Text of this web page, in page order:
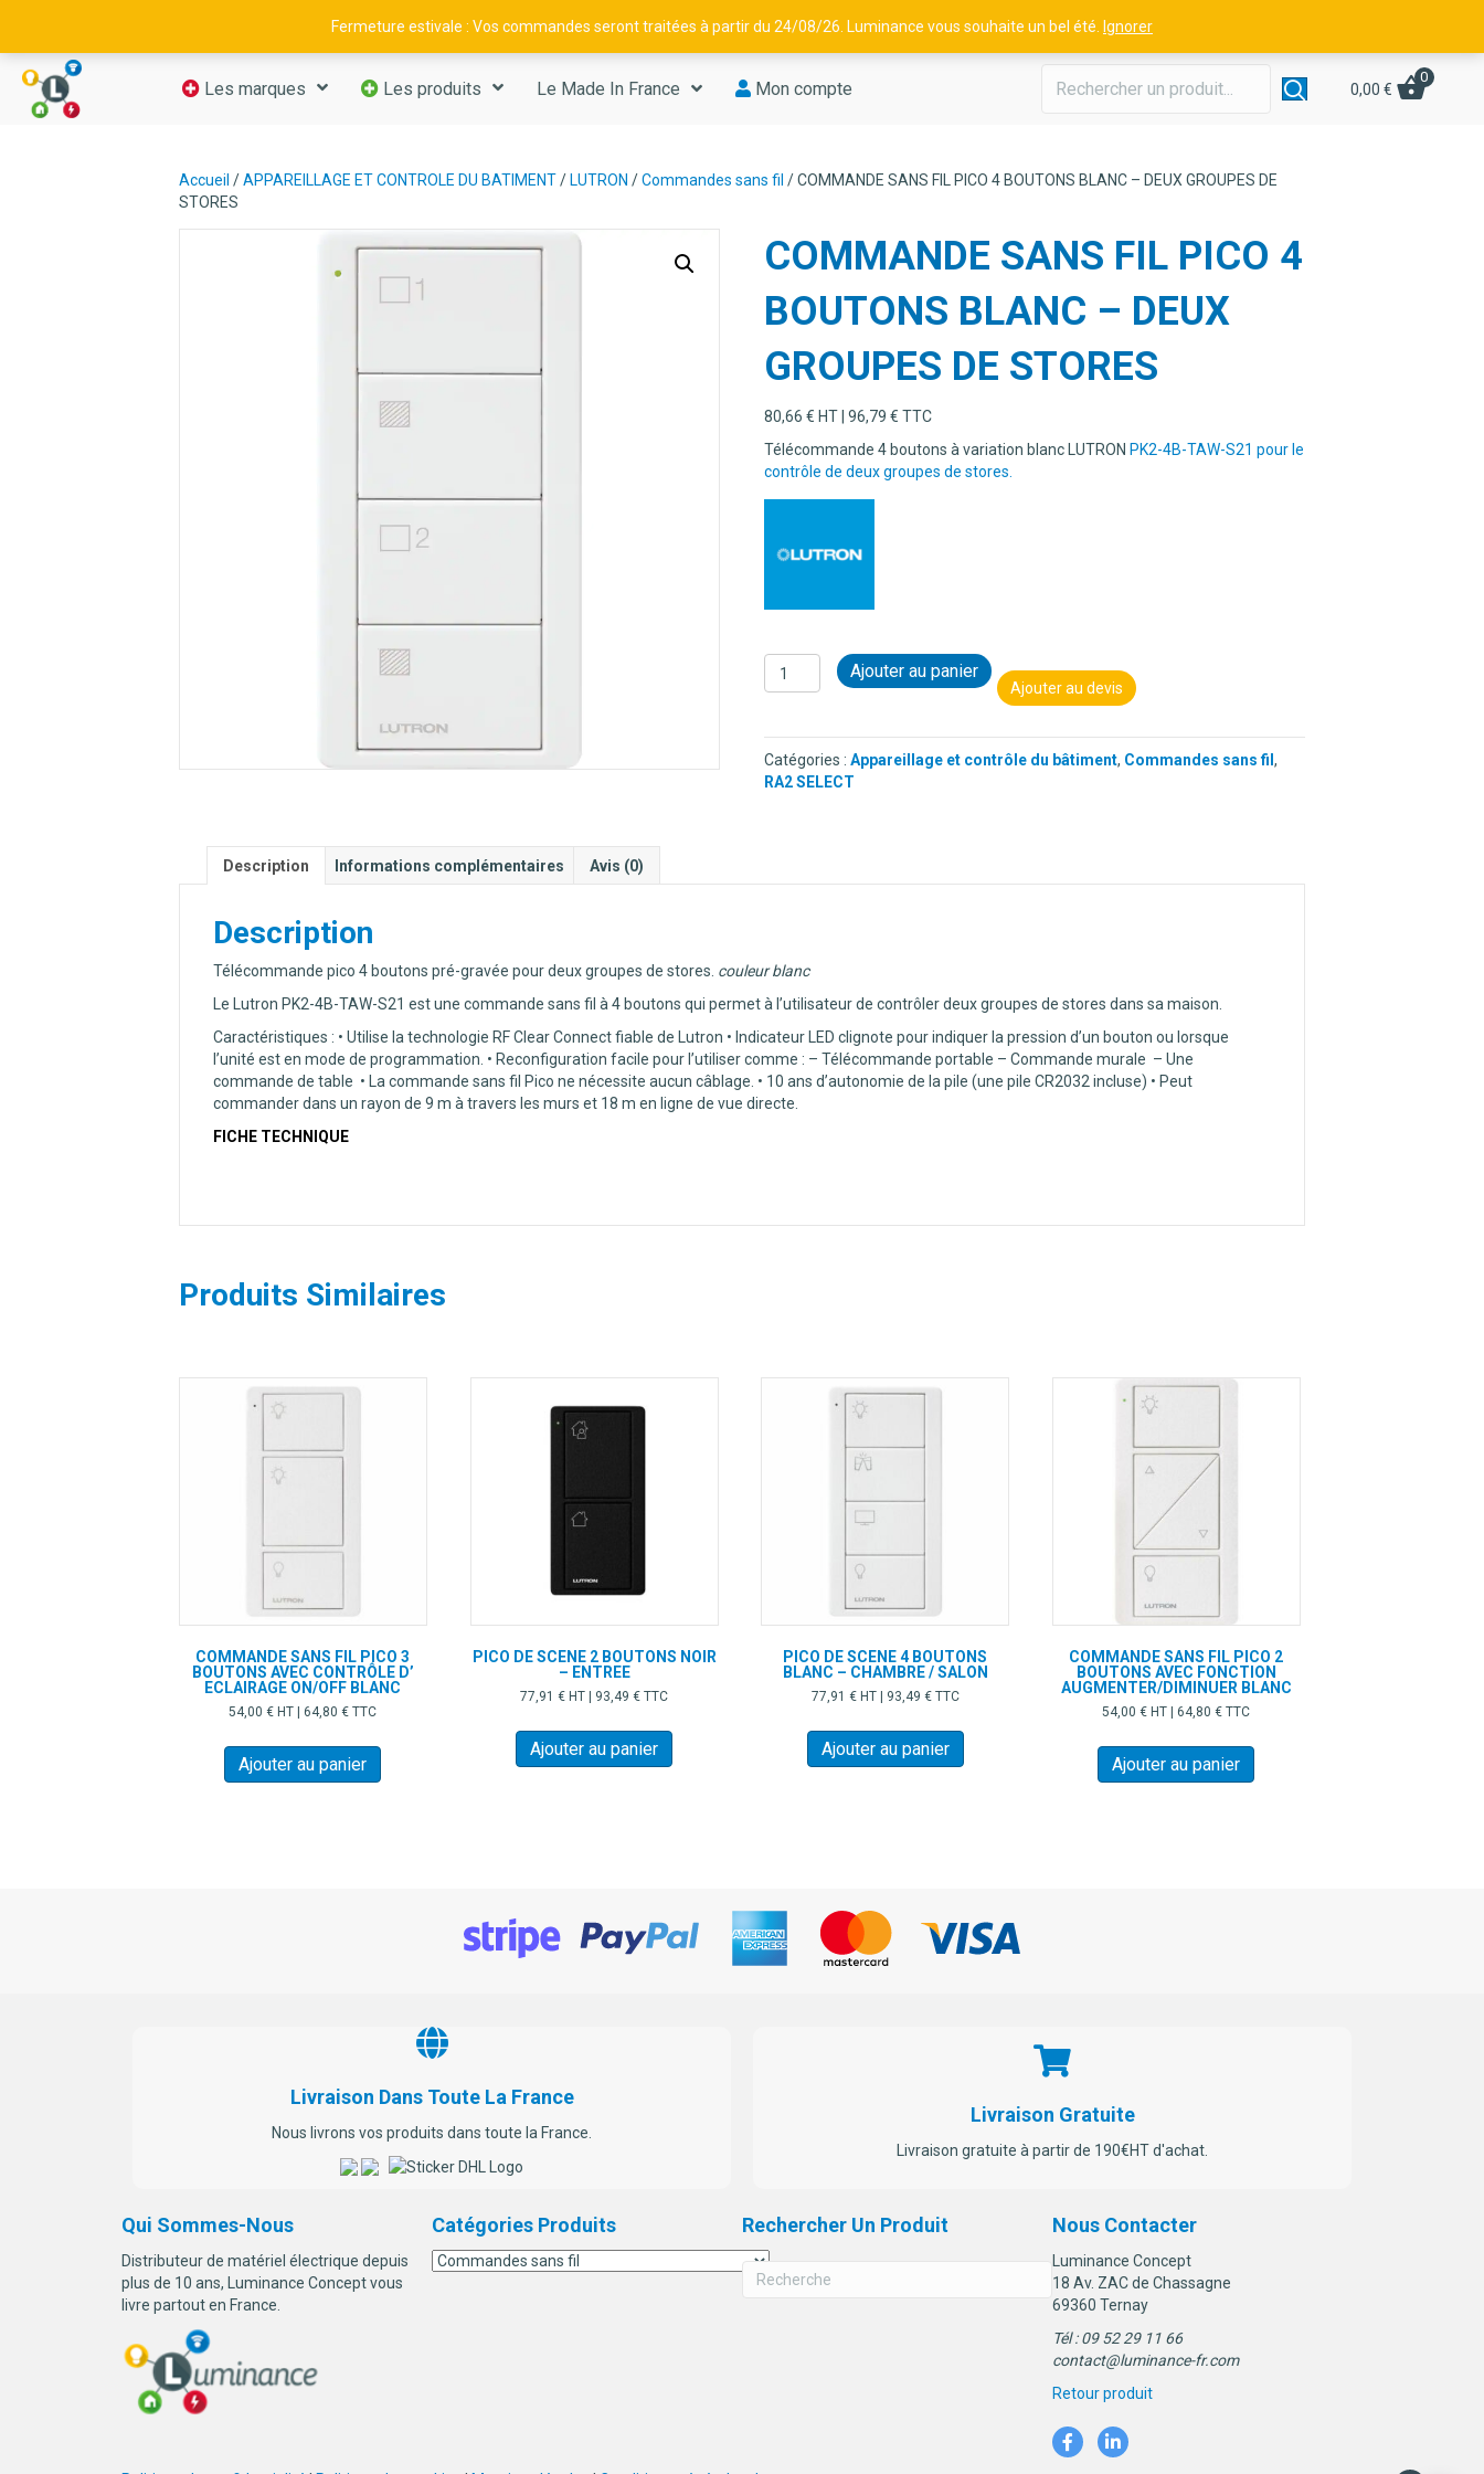
Fermeture estivale : Vos commandes seront traitées à partir du 24/08/26. Luminance vous souhaite un bel été. Ignorer
contact@luminance-fr.com
Les marques Les produits Le Made In France Mon compte 0,00 €
0
Accueil /APPAREILLAGE ET CONTROLE DU BATIMENT/ LUTRON /Commandes sans fil / COMMANDE SANS FIL PICO 4 BOUTONS BLANC – DEUX GROUPES DE
STORES
COMMANDE SANS FIL PICO 4
BOUTONS BLANC – DEUX
GROUPES DE STORES
80,66€ HT |96,79€ TTC
Télécommande 4 boutons à variation blanc LUTRON PK2-4B-TAW-S21 pour le
contrôle de deux groupes de stores.
quantité
de
FIL
PICO
DEUX
Ajouter au panier
Ajouter au devis
Catégories :Appareillage et contrôle du bâtiment, Commandes sans fil,
RA2 SELECT
Description Informations complémentaires Avis (0)
Description
Télécommande pico 4 boutons pré-gravée pour deux groupes de stores. couleur blanc
Le Lutron PK2-4B-TAW-S21 est une commande sans fil à 4 boutons qui permet à l’utilisateur de contrôler deux groupes de stores dans sa maison.
Caractéristiques : • Utilise la technologie RF Clear Connect fiable de Lutron • Indicateur LED clignote pour indiquer la pression d’un bouton ou lorsque
l’unité est en mode de programmation. • Reconfiguration facile pour l’utiliser comme : – Télécommande portable – Commande murale – Une
commande de table • La commande sans fil Pico ne nécessite aucun câblage. • 10 ans d’autonomie de la pile (une pile CR2032 incluse) • Peut
commander dans un rayon de 9 m à travers les murs et 18 m en ligne de vue directe.
FICHE TECHNIQUE
Produits Similaires
COMMANDE SANS FIL PICO 3
BOUTONS AVEC CONTRÔLE D’
ECLAIRAGE ON/OFF BLANC
54,00€ HT | 64,80€ TTC
Ajouter au panier
PICO DE SCENE 2 BOUTONS NOIR
– ENTREE
77,91€ HT | 93,49€ TTC
Ajouter au panier
PICO DE SCENE 4 BOUTONS
BLANC – CHAMBRE / SALON
77,91 €HT | 93,49 €TTC
Ajouter au panier
COMMANDE SANS FIL PICO 2
BOUTONS AVEC FONCTION
AUGMENTER/DIMINUER BLANC
54,00€ HT | 64,80€ TTC
Ajouter au panier
Livraison Dans Toute La France
Nous livrons vos produits dans toute la France.
Livraison Gratuite
Livraison gratuite à partir de 190€HT d'achat.
Qui Sommes-Nous
Distributeur de matériel électrique depuis
plus de 10 ans, Luminance Concept vous
livre partout en France.
Catégories Produits Rechercher Un Produit Nous Contacter
Luminance Concept
18 Av. ZAC de Chassagne
69360 Ternay
Tél : 09 52 29 11 66
contact@luminance-fr.com
Retour produit